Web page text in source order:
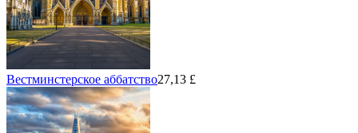
Вестминстерское аббатство27,13 £